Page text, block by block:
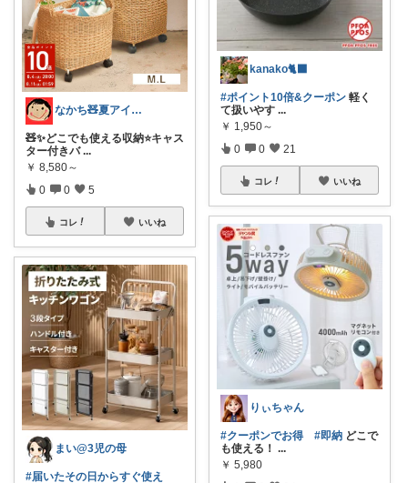
なかち🧸夏アイテム＆便利グッズ✨
🧸✨どこでも使える収納⭐️キャス
ター付きバ ...
￥ 8,580～
0 0 5
コレ いいね
まい@3児の母
#届いたその日からすぐ使え
kanako🐈‍⬛
#ポイント10倍&クーポン 軽く
て扱いやす ...
￥ 1,950～
0 0 21
コレ いいね
りぃちゃん
#クーポンでお得 #即納 どこで
も使える！ ...
￥ 5,980